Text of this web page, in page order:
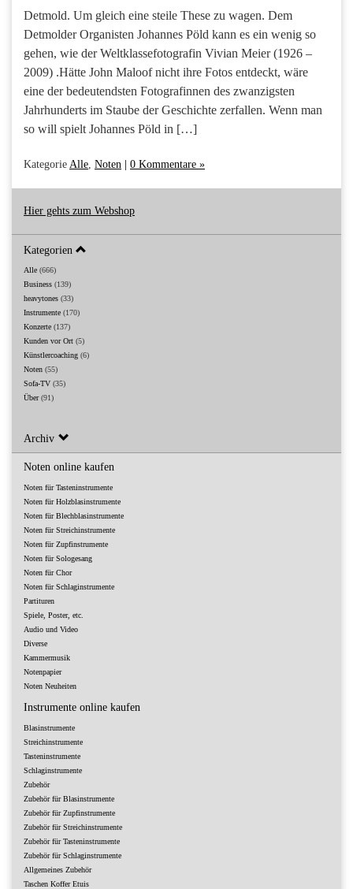
Detmold. Um gleich eine steile These zu wagen. Dem
Detmolder Organisten Johannes Pöld kann es ein wenig so
gehen, wie der Weltklassefotografin Vivian Meier (1926 –
2009) .Hätte John Maloof nicht ihre Fotos entdeckt, wäre
eine der bedeutendsten Fotografinnen des zwanzigsten
Jahrhunderts im Staube der Geschichte zerfallen. Wenn man
so will spielt Johannes Pöld in […]
Kategorie Alle Noten 0 Kommentare »
Hier gehts zum Webshop
Kategorien
Alle (666)
Business (139)
heavytones (33)
Instrumente (170)
Konzerte (137)
Kunden vor Ort (5)
Künstlercoaching (6)
Noten (55)
Sofa-TV (35)
Über(91)
Archiv
Noten online kaufen
Noten für Tasteninstrumente
Noten für Holzblasinstrumente
Noten für Blechblasinstrumente
Noten für Streichinstrumente
Noten für Zupfinstrumente
Noten für Sologesang
Noten für Chor
Noten für Schlaginstrumente
Partituren
Spiele, Poster, etc.
Audio und Video
Diverse
Kammermusik
Notenpapier
Noten Neuheiten
Instrumente online kaufen
Blasinstrumente
Streichinstrumente
Tasteninstrumente
Schlaginstrumente
Zubehör
Zubehör für Blasinstrumente
Zubehör für Zupfinstrumente
Zubehör für Streichinstrumente
Zubehör für Tasteninstrumente
Zubehör für Schlaginstrumente
Allgemeines Zubehör
Taschen Koffer Etuis